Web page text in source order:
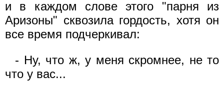
и в каждом слове этого "парня из
Аризоны" сквозила гордость, хотя он
все время подчеркивал:
- Ну, что ж, у меня скромнее, не то
что у вас...